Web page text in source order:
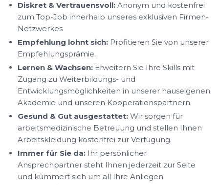
Diskret & Vertrauensvoll: Anonym und kostenfrei
zum Top-Job innerhalb unseres exklusiven Firmen-
Netzwerkes
Empfehlung lohnt sich: Profitieren Sie von unserer
Empfehlungsprämie.
Lernen & Wachsen: Erweitern Sie Ihre Skills mit
Zugang zu Weiterbildungs- und
Entwicklungsmöglichkeiten in unserer hauseigenen
Akademie und unseren Kooperationspartnern.
Gesund & Gut ausgestattet: Wir sorgen für
arbeitsmedizinische Betreuung und stellen Ihnen
Arbeitskleidung kostenfrei zur Verfügung.
Immer für Sie da: Ihr persönlicher
Ansprechpartner steht Ihnen jederzeit zur Seite
und kümmert sich um all Ihre Anliegen.